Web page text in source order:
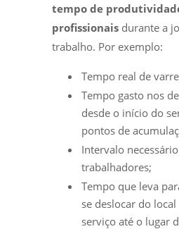
tempo de
profissionais durante a
trabalho. Por exemplo:
Tempo real de
Tempo gasto nos
desde o início do
pontos de
Intervalo
trabalhadores;
Tempo que leva
se deslocar do
serviço até o lugar